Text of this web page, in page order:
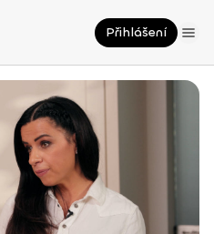
Přihlášení